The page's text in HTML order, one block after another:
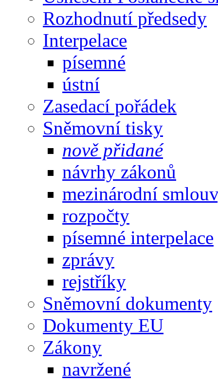
Rozhodnutí předsedy
Interpelace
písemné
ústní
Zasedací pořádek
Sněmovní tisky
nově přidané
návrhy zákonů
mezinárodní
rozpočty
písemné interpelace
zprávy
rejstříky
Sněmovní dokumenty
Dokumenty EU
Zákony
navržené